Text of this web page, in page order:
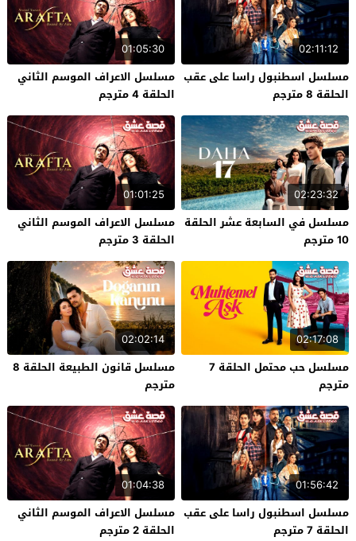
02:11:12
مسلسل اسطنبول راسا على عقب
الحلقة 8 مترجم
01:05:30
مسلسل الاعراف الموسم الثاني
الحلقة 4 مترجم
02:23:32
مسلسل في السابعة عشر الحلقة
10 مترجم
01:01:25
مسلسل الاعراف الموسم الثاني
الحلقة 3 مترجم
02:17:08
مسلسل حب محتمل الحلقة 7
مترجم
02:02:14
مسلسل قانون الطبيعة الحلقة 8
مترجم
01:56:42
مسلسل اسطنبول راسا على عقب
الحلقة 7 مترجم
01:04:38
مسلسل الاعراف الموسم الثاني
الحلقة 2 مترجم